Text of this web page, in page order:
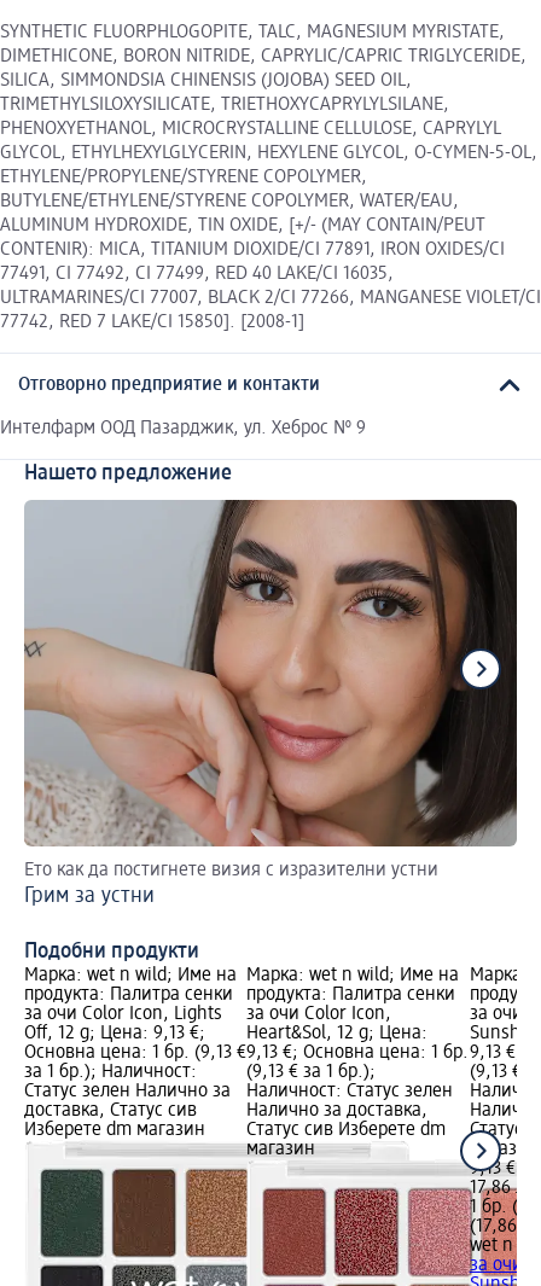
SYNTHETIC FLUORPHLOGOPITE, TALC, MAGNESIUM MYRISTATE,
DIMETHICONE, BORON NITRIDE, CAPRYLIC/CAPRIC TRIGLYCERIDE,
SILICA, SIMMONDSIA CHINENSIS (JOJOBA) SEED OIL,
TRIMETHYLSILOXYSILICATE, TRIETHOXYCAPRYLYLSILANE,
PHENOXYETHANOL, MICROCRYSTALLINE CELLULOSE, CAPRYLYL
GLYCOL, ETHYLHEXYLGLYCERIN, HEXYLENE GLYCOL, O-CYMEN-5-OL,
ETHYLENE/PROPYLENE/STYRENE COPOLYMER,
BUTYLENE/ETHYLENE/STYRENE COPOLYMER, WATER/EAU,
ALUMINUM HYDROXIDE, TIN OXIDE, [+/- (MAY CONTAIN/PEUT
CONTENIR): MICA, TITANIUM DIOXIDE/CI 77891, IRON OXIDES/CI
77491, CI 77492, CI 77499, RED 40 LAKE/CI 16035,
ULTRAMARINES/CI 77007, BLACK 2/CI 77266, MANGANESE VIOLET/CI
77742, RED 7 LAKE/CI 15850]. [2008-1]
Отговорно предприятие и контакти
Интелфарм ООД Пазарджик, ул. Хеброс № 9
Нашето предложение
Ето как да постигнете визия с изразителни устни
Грим за устни
Подобни продукти
Марка: wet n wild; Име на
продукта: Палитра сенки
за очи Color Icon, Lights
Off, 12 g; Цена: 9,13 €;
Основна цена: 1 бр. (9,13 €
за 1 бр.); Наличност:
Статус зелен Налично за
доставка, Статус сив
Изберете dm магазин
Марка: wet n wild; Име на
продукта: Палитра сенки
за очи Color Icon,
Heart&Sol, 12 g; Цена:
9,13 €; Основна цена: 1 бр.
(9,13 € за 1 бр.);
Наличност: Статус зелен
Налично за доставка,
Статус сив Изберете dm
магазин
Марка:
за очи
9,13 €;
(9,13 €
Статус
магазин
9,13 €
17,86 лв.
1 бр.
(17,86
wet n
за очи